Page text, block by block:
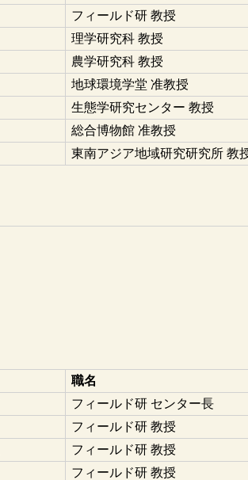
フィールド研 教授
理学研究科 教授
農学研究科 教授
地球環境学堂 准教授
生態学研究センター 教授
総合博物館 准教授
東南アジア地域研究研究所 教
職名
フィールド研 センター長
フィールド研 教授
フィールド研 教授
フィールド研 教授